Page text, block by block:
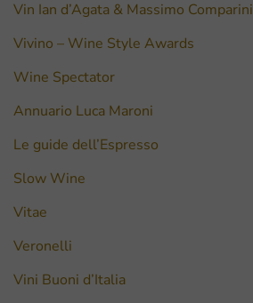
Vin Ian d’Agata & Massimo Comparini
Vivino – Wine Style Awards
Wine Spectator
Annuario Luca Maroni
Le guide dell’Espresso
Slow Wine
Vitae
Veronelli
Vini Buoni d’Italia